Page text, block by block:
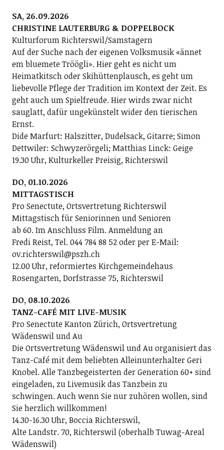
SA, 26.09.2026
CHRISTINE LAUTERBURG & DOPPELBOCK
Kulturforum Richterswil/Samstagern
Auf der Suche nach der eigenen Volksmusik «ännet
em bluemete Tröögli». Hier geht es nicht um
Heimatkitsch oder Skihüttenplausch, es geht um
liebevolle Pflege der Tradition im Kontext der Zeit. Es
geht auch um Spielfreude. Hier wirds zwar nicht
sauglatt, dafür ungekünstelt wider den tierischen
Ernst.
Dide Marfurt: Halszitter, Dudelsack, Gitarre; ­Simon
Dettwiler: Schwyzerörgeli; Matthias Linck: Geige
19.30 Uhr, Kulturkeller Preisig, Richterswil
DO, 01.10.2026
MITTAGSTISCH
Pro Senectute, Ortsvertretung Richterswil
Mittagstisch für Seniorinnen und Senioren
ab 60. Im Anschluss Film. Anmeldung an
Fredi Reist, Tel. 044 784 88 52 oder per E-Mail:
ov.richterswil@pszh.ch
12.00 Uhr, reformiertes Kirchgemeindehaus
Rosengarten, Dorfstrasse 75, Richterswil
DO, 08.10.2026
TANZ-CAFÉ MIT LIVE-MUSIK
Pro Senectute Kanton Zürich, Ortsvertretung
Wädenswil und Au
Die Ortsvertretung Wädenswil und Au organisiert das
Tanz-Café mit dem beliebten Alleinunterhalter Geri
Knobel. Alle Tanzbegeisterten der Generation 60+ sind
eingeladen, zu Livemusik das Tanzbein zu
schwingen. Auch wenn Sie nur zuhören wollen, sind
Sie herzlich willkommen!
14.30-16.30 Uhr, Boccia Richterswil,
Alte Landstr. 70, Richterswil (oberhalb Tuwag-Areal
Wädenswil)